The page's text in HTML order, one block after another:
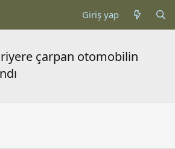
Giriş yap
çarpan otomobilin